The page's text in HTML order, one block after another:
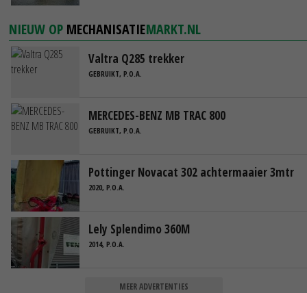
NIEUW OP MECHANISATIEMARKT.NL
Valtra Q285 trekker
GEBRUIKT, P.O.A.
MERCEDES-BENZ MB TRAC 800
GEBRUIKT, P.O.A.
Pottinger Novacat 302 achtermaaier 3mtr
2020, P.O.A.
Lely Splendimo 360M
2014, P.O.A.
MEER ADVERTENTIES